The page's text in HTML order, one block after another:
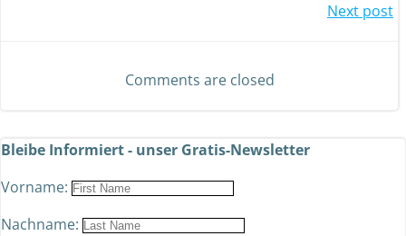
Next post
Comments are closed
Bleibe Informiert - unser Gratis-Newsletter
Vorname:
Nachname: